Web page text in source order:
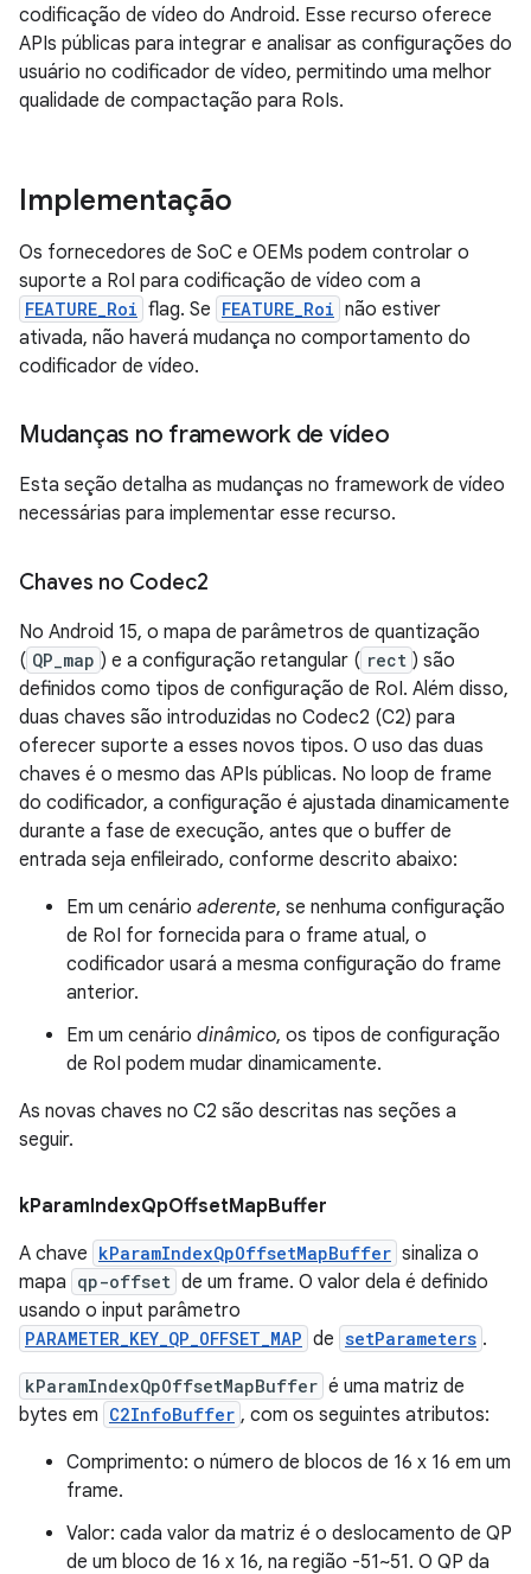
codificação de vídeo do Android. Esse recurso oferece
APIs públicas para integrar e analisar as configurações do
usuário no codificador de vídeo, permitindo uma melhor
qualidade de compactação para RoIs.
Implementação
Os fornecedores de SoC e OEMs podem controlar o
suporte a RoI para codificação de vídeo com a
FEATURE_Roi flag. Se FEATURE_Roi não estiver
ativada, não haverá mudança no comportamento do
codificador de vídeo.
Mudanças no framework de vídeo
Esta seção detalha as mudanças no framework de vídeo
necessárias para implementar esse recurso.
Chaves no Codec2
No Android 15, o mapa de parâmetros de quantização
( QP_map ) e a configuração retangular ( rect ) são
definidos como tipos de configuração de RoI. Além disso,
duas chaves são introduzidas no Codec2 (C2) para
oferecer suporte a esses novos tipos. O uso das duas
chaves é o mesmo das APIs públicas. No loop de frame
do codificador, a configuração é ajustada dinamicamente
durante a fase de execução, antes que o buffer de
entrada seja enfileirado, conforme descrito abaixo:
Em um cenário aderente, se nenhuma configuração
de RoI for fornecida para o frame atual, o
codificador usará a mesma configuração do frame
anterior.
Em um cenário dinâmico, os tipos de configuração
de RoI podem mudar dinamicamente.
As novas chaves no C2 são descritas nas seções a
seguir.
kParamIndexQpOffsetMapBuffer
A chave kParamIndexQpOffsetMapBuffer sinaliza o
mapa qp-offset de um frame. O valor dela é definido
usando o input parâmetro
PARAMETER_KEY_QP_OFFSET_MAP de setParameters .
kParamIndexQpOffsetMapBuffer é uma matriz de
bytes em C2InfoBuffer , com os seguintes atributos:
Comprimento: o número de blocos de 16 x 16 em um
frame.
Valor: cada valor da matriz é o deslocamento de QP
de um bloco de 16 x 16, na região -51~51. O QP da